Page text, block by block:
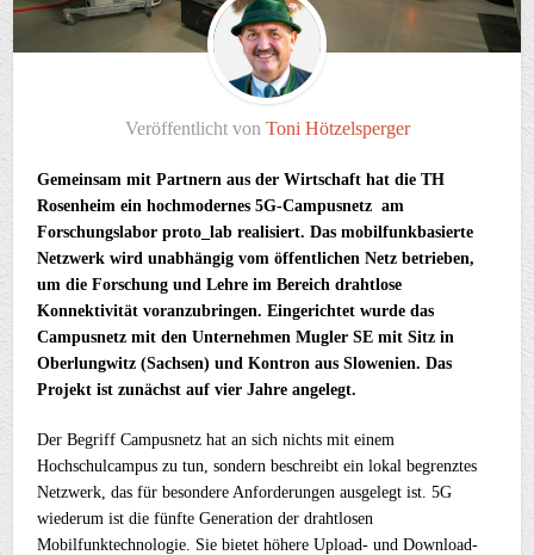
Veröffentlicht von Toni Hötzelsperger
Gemeinsam mit Partnern aus der Wirtschaft hat die TH
Rosenheim ein hochmodernes 5G-Campusnetz am
Forschungslabor proto_lab realisiert. Das mobilfunkbasierte
Netzwerk wird unabhängig vom öffentlichen Netz betrieben,
um die Forschung und Lehre im Bereich drahtlose
Konnektivität voranzubringen. Eingerichtet wurde das
Campusnetz mit den Unternehmen Mugler SE mit Sitz in
Oberlungwitz (Sachsen) und Kontron aus Slowenien. Das
Projekt ist zunächst auf vier Jahre angelegt.
Der Begriff Campusnetz hat an sich nichts mit einem
Hochschulcampus zu tun, sondern beschreibt ein lokal begrenztes
Netzwerk, das für besondere Anforderungen ausgelegt ist. 5G
wiederum ist die fünfte Generation der drahtlosen
Mobilfunktechnologie. Sie bietet höhere Upload- und Download-